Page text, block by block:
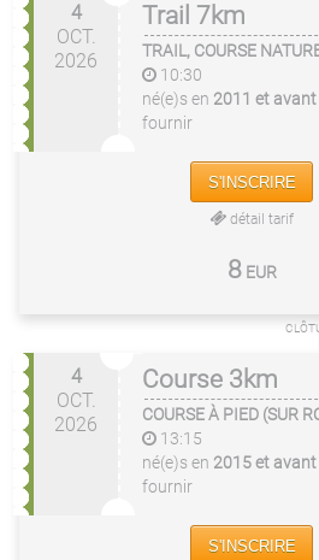
4
OCT.
2026
Trail 7km
TRAIL, COURSE
10:30
né(e)s en 2011 et avant
fournir
S'INSCRIRE
détail tarif
8 EUR
4
OCT.
2026
Course 3km
COURSE À PIED (SUR
13:15
né(e)s en 2015 et avant
fournir
S'INSCRIRE